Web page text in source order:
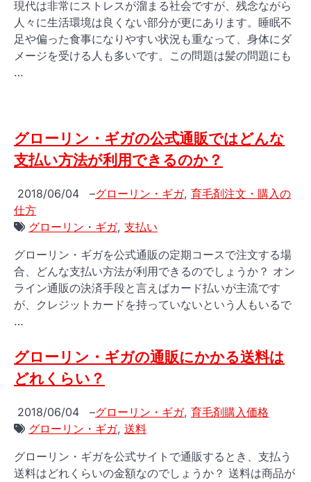
現代は非常にストレスが溜まる社会ですが、残念ながら
人々に生活環境は良くない部分が更にあります。睡眠不
足や偏った食事になりやすい状況も重なって、身体にダ
メージを受ける人も多いです。この問題は髪の問題にも
…
グローリン・ギガの公式通販ではどんな
支払い方法が利用できるのか？
2018/06/04 –グローリン・ギガ, 育毛剤注文・購入の
仕方
グローリン・ギガ, 支払い
グローリン・ギガを公式通販の定期コースで注文する場
合、どんな支払い方法が利用できるのでしょうか？ オン
ライン通販の決済手段と言えばカード払いが主流です
が、クレジットカードを持っていないという人もいるで
…
グローリン・ギガの通販にかかる送料は
どれくらい？
2018/06/04 –グローリン・ギガ, 育毛剤購入価格
グローリン・ギガ, 送料
グローリン・ギガを公式サイトで通販するとき、支払う
送料はどれくらいの金額なのでしょうか？ 送料は商品が